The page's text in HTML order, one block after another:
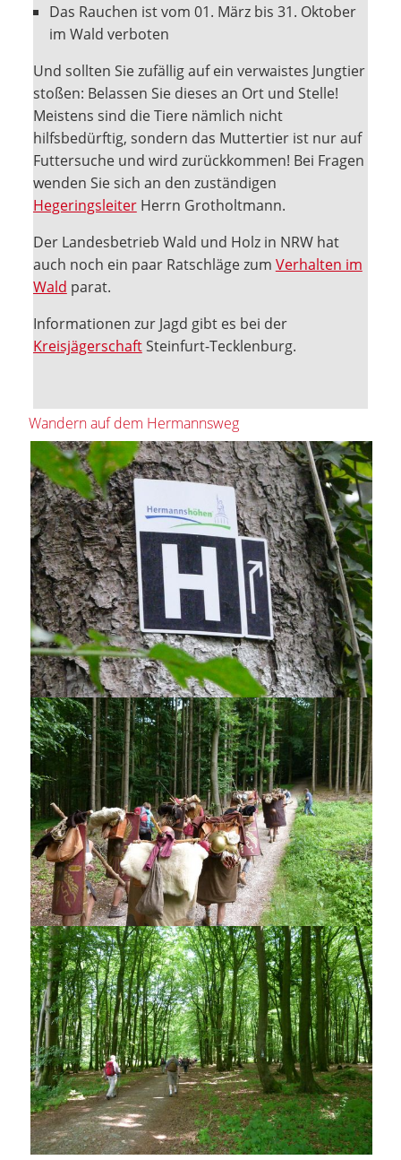
Das Rauchen ist vom 01. März bis 31. Oktober
im Wald verboten
Und sollten Sie zufällig auf ein verwaistes Jungtier
stoßen: Belassen Sie dieses an Ort und Stelle!
Meistens sind die Tiere nämlich nicht
hilfsbedürftig, sondern das Muttertier ist nur auf
Futtersuche und wird zurückkommen! Bei Fragen
wenden Sie sich an den zuständigen
HegeringsleiterHerrn Grotholtmann.
Der Landesbetrieb Wald und Holz in NRW hat
auch noch ein paar Ratschläge zum Verhalten im
Wald parat.
Informationen zur Jagd gibt es bei der
KreisjägerschaftSteinfurt-Tecklenburg.
Wandern auf dem Hermannsweg